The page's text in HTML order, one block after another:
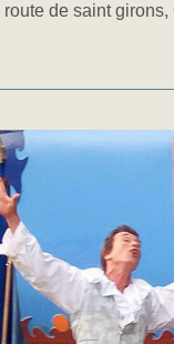
route de saint girons,